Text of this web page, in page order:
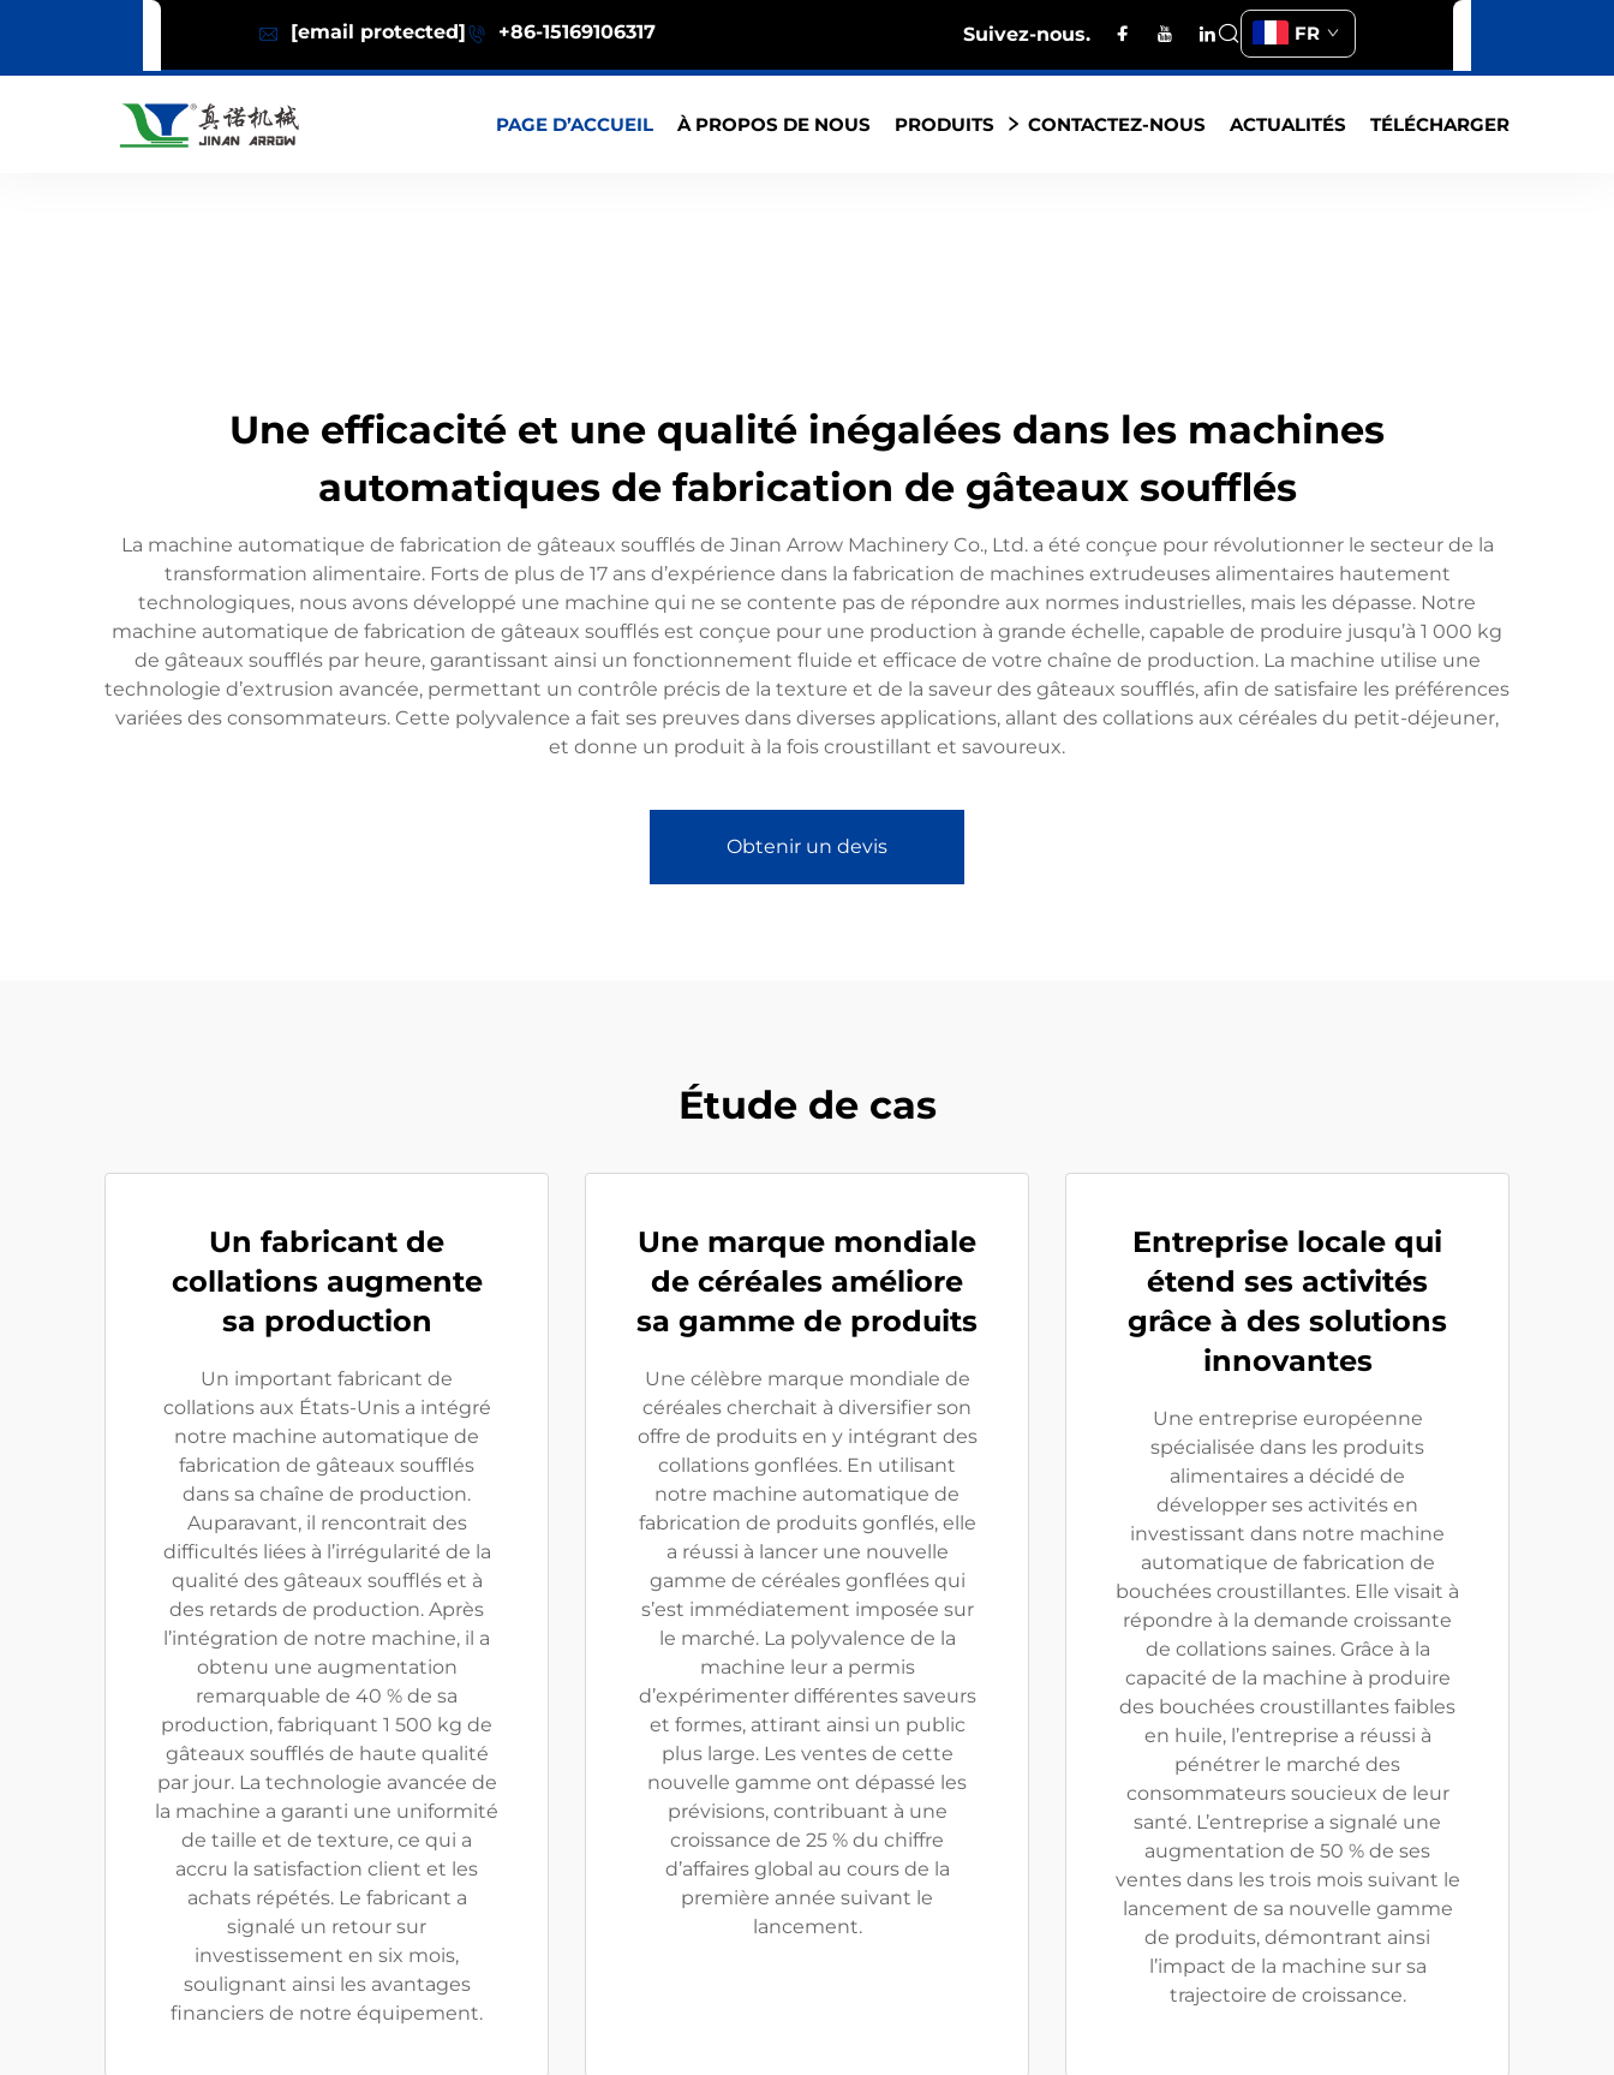
[email protected] +86-15169106317 Suivez-nous. FR
PAGE D’ACCUEIL À PROPOS DE NOUS PRODUITS CONTACTEZ-NOUS ACTUALITÉS TÉLÉCHARGER
Une efficacité et une qualité inégalées dans les machines
automatiques de fabrication de gâteaux soufflés
La machine automatique de fabrication de gâteaux soufflés de Jinan Arrow Machinery Co., Ltd. a été conçue pour révolutionner le secteur de la
transformation alimentaire. Forts de plus de 17 ans d’expérience dans la fabrication de machines extrudeuses alimentaires hautement
technologiques, nous avons développé une machine qui ne se contente pas de répondre aux normes industrielles, mais les dépasse. Notre
machine automatique de fabrication de gâteaux soufflés est conçue pour une production à grande échelle, capable de produire jusqu’à 1 000 kg
de gâteaux soufflés par heure, garantissant ainsi un fonctionnement fluide et efficace de votre chaîne de production. La machine utilise une
technologie d’extrusion avancée, permettant un contrôle précis de la texture et de la saveur des gâteaux soufflés, afin de satisfaire les préférences
variées des consommateurs. Cette polyvalence a fait ses preuves dans diverses applications, allant des collations aux céréales du petit-déjeuner,
et donne un produit à la fois croustillant et savoureux.
Obtenir un devis
Étude de cas
Un fabricant de
collations augmente
sa production
Un important fabricant de
collations aux États-Unis a intégré
notre machine automatique de
fabrication de gâteaux soufflés
dans sa chaîne de production.
Auparavant, il rencontrait des
difficultés liées à l’irrégularité de la
qualité des gâteaux soufflés et à
des retards de production. Après
l’intégration de notre machine, il a
obtenu une augmentation
remarquable de 40 % de sa
production, fabriquant 1 500 kg de
gâteaux soufflés de haute qualité
par jour. La technologie avancée de
la machine a garanti une uniformité
de taille et de texture, ce qui a
accru la satisfaction client et les
achats répétés. Le fabricant a
signalé un retour sur
investissement en six mois,
soulignant ainsi les avantages
financiers de notre équipement.
Une marque mondiale
de céréales améliore
sa gamme de produits
Une célèbre marque mondiale de
céréales cherchait à diversifier son
offre de produits en y intégrant des
collations gonflées. En utilisant
notre machine automatique de
fabrication de produits gonflés, elle
a réussi à lancer une nouvelle
gamme de céréales gonflées qui
s’est immédiatement imposée sur
le marché. La polyvalence de la
machine leur a permis
d’expérimenter différentes saveurs
et formes, attirant ainsi un public
plus large. Les ventes de cette
nouvelle gamme ont dépassé les
prévisions, contribuant à une
croissance de 25 % du chiffre
d’affaires global au cours de la
première année suivant le
lancement.
Entreprise locale qui
étend ses activités
grâce à des solutions
innovantes
Une entreprise européenne
spécialisée dans les produits
alimentaires a décidé de
développer ses activités en
investissant dans notre machine
automatique de fabrication de
bouchées croustillantes. Elle visait à
répondre à la demande croissante
de collations saines. Grâce à la
capacité de la machine à produire
des bouchées croustillantes faibles
en huile, l’entreprise a réussi à
pénétrer le marché des
consommateurs soucieux de leur
santé. L’entreprise a signalé une
augmentation de 50 % de ses
ventes dans les trois mois suivant le
lancement de sa nouvelle gamme
de produits, démontrant ainsi
l’impact de la machine sur sa
trajectoire de croissance.